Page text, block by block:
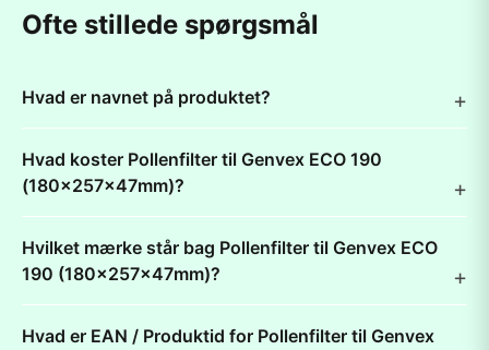
Ofte stillede spørgsmål
Hvad er navnet på produktet?
Hvad koster Pollenfilter til Genvex ECO 190
(180x257x47mm)?
Hvilket mærke står bag Pollenfilter til Genvex ECO
190 (180x257x47mm)?
Hvad er EAN / Produktid for Pollenfilter til Genvex